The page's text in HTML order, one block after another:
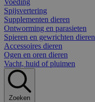
Spijsvertering
Supplementen dieren
Ontworming en parasieten
Spieren en gewrichten dieren
Accessoires dieren
Ogen en oren dieren
Vacht, huid of pluimen
Zoeken